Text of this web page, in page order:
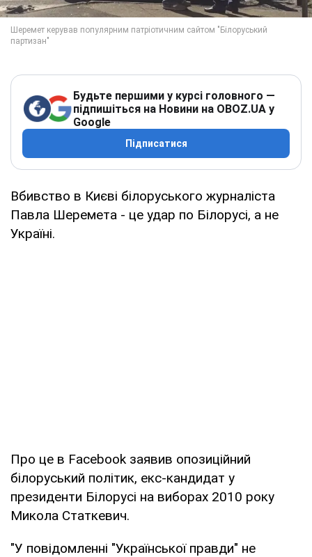
Будьте першими у курсі головного —
підпишіться на Новини на OBOZ.UA у
Google
Підписатися
Вбивство в Києві білоруського журналіста
Павла Шеремета - це удар по Білорусі, а не
Україні.
Про це в Facebook заявив опозиційний
білоруський політик, екс-кандидат у
президенти Білорусі на виборах 2010 року
Микола Статкевич.
"У повідомленні "Української правди" не